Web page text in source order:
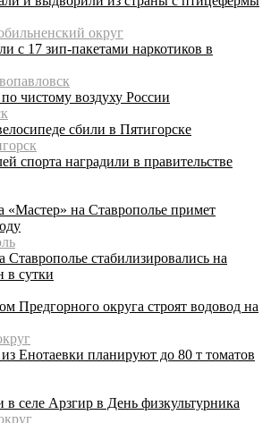
округ
с 17 зип-пакетами наркотиков в
чистому воздуху России
сбили в Пятигорске
спорта наградили в правительстве
«Мастер» на Ставрополье примет
стабилизировались на
в сутки
Предгорного округа строят водовод на
Енотаевки планируют до 80 т томатов
в селе Арзгир в День физкультурника